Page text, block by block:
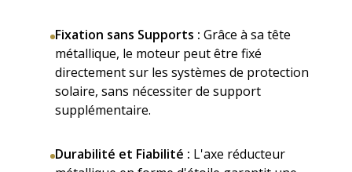
Fixation sans Supports : Grâce à sa tête
métallique, le moteur peut être fixé
directement sur les systèmes de protection
solaire, sans nécessiter de support
supplémentaire.
Durabilité et Fiabilité : L'axe réducteur